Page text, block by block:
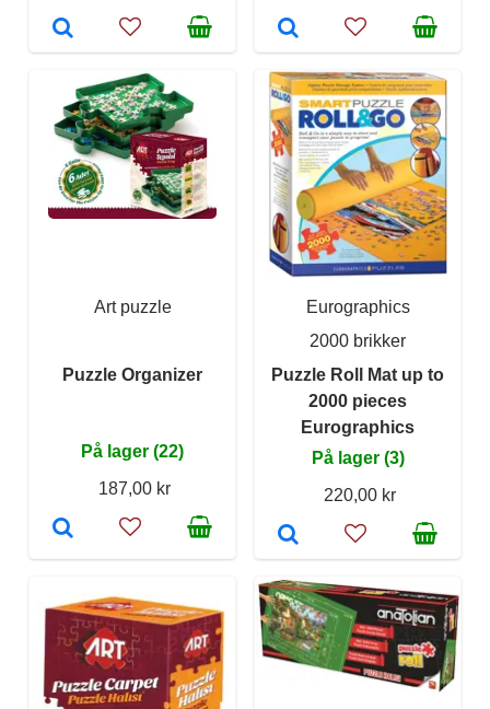
Art puzzle
Puzzle Organizer
På lager (22)
187,00 kr
Eurographics
2000 brikker
Puzzle Roll Mat up to
2000 pieces
Eurographics
På lager (3)
220,00 kr